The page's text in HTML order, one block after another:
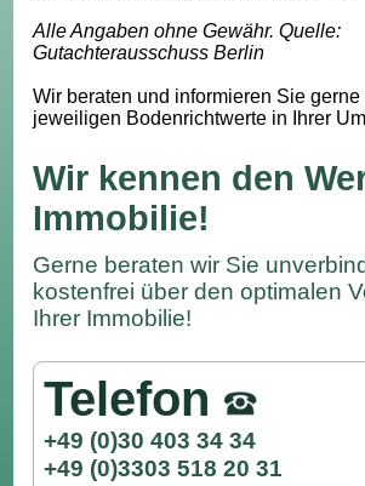
Alle Angaben ohne Gewähr. Quelle:
Gutachterausschuss Berlin
Wir beraten und informieren Sie
jeweiligen Bodenrichtwerte in Ihrer
Wir kennen den
Immobilie!
Gerne beraten wir Sie
kostenfrei über den optimalen
Ihrer Immobilie!
Telefon
+49 (0)30 403 34 34
+49 (0)3303 518 20 31